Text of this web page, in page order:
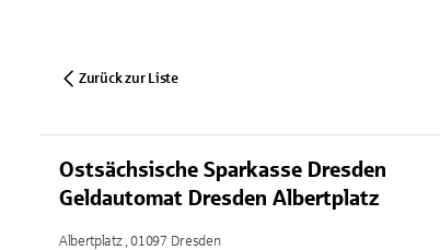
Zurück zur Liste
Ostsächsische Sparkasse Dresden
Geldautomat Dresden Albertplatz
Albertplatz , 01097 Dresden